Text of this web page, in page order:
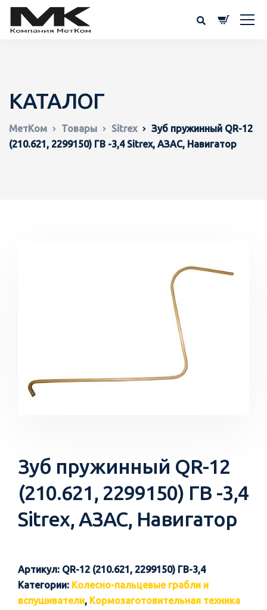
КАТАЛОГ
МетКом Товары Sitrex
Зуб пружинный QR-12
(210.621, 2299150) ГВ -3,4 Sitrex, АЗАС, Навигатор
Зуб пружинный QR-12
(210.621, 2299150) ГВ -3,4
Sitrex, АЗАС, Навигатор
Артикул: QR-12 (210.621, 2299150) ГВ-3,4
Категории: Колесно-пальцевые грабли и
вспушиватели, Кормозаготовительная техника